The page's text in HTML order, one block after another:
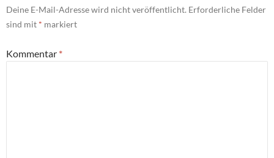
Deine E-Mail-Adresse wird nicht veröffentlicht. Erforderliche Felder
sind mit * markiert
Kommentar *